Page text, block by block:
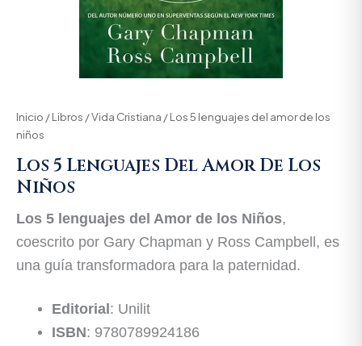
Inicio /Libros /Vida Cristiana / Los 5 lenguajes del amor de los
niños
Los 5 Lenguajes Del Amor De Los
Niños
Los 5 lenguajes del Amor de los Niños,
coescrito por Gary Chapman y Ross Campbell, es
una guía transformadora para la paternidad.
Editorial : Unilit
ISBN: 9780789924186